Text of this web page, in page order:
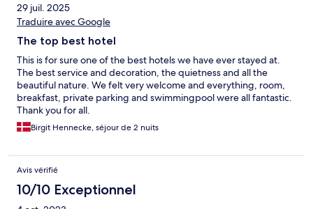
29 juil. 2025
Traduire avec Google
The top best hotel
This is for sure one of the best hotels we have ever stayed at.
The best service and decoration, the quietness and all the
beautiful nature. We felt very welcome and everything, room,
breakfast, private parking and swimmingpool were all fantastic.
Thank you for all.
Birgit Hennecke, séjour de 2 nuits
Avis vérifié
10/10 Exceptionnel